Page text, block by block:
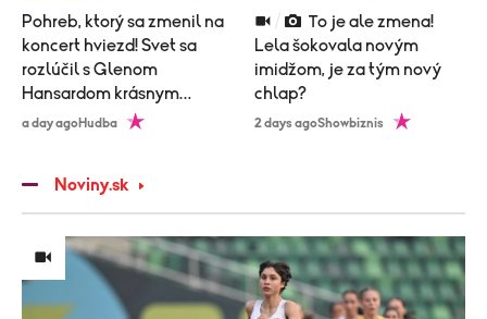
Pohreb, ktorý sa zmenil na
koncert hviezd! Svet sa
rozlúčil s Glenom
Hansardom krásnym
obradom
a day agoHudba
Lela šokovala novým
imidžom, je za tým nový
chlap?
2 days agoShowbiznis
Noviny.sk